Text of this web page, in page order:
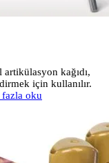
kağıdı,
için kullanılır.
fazla oku